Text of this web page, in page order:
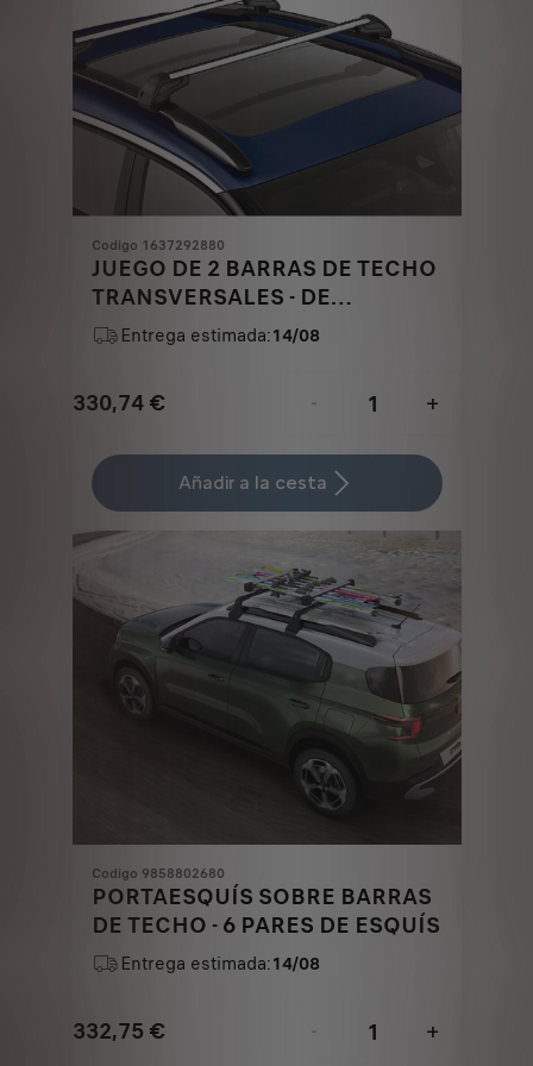
Codigo 1637292880
JUEGO DE 2 BARRAS DE TECHO
TRANSVERSALES - DE
ALUMINIO CON FIJACIÓN
AUTOMÁTICA
Entrega estimada:14/08
330,74 €
Price
330,74
€
-
+
Quantity
updated
1
Añadir a la cesta
Codigo 9858802680
PORTAESQUÍS SOBRE BARRAS
DE TECHO - 6 PARES DE ESQUÍS
Entrega estimada:14/08
332,75 € -
+